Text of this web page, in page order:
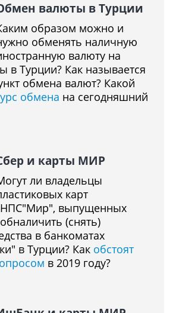
валюты в Турции
образом можно и
обменять наличную
валюту на
в Турции? Как называется
обмена валют? Какой
обмена на сегодняшний
и карты МИР
ли владельцы
карт
выпущенных
(снять)
в банкоматах
в Турции? Как обстоят
в 2019 году?